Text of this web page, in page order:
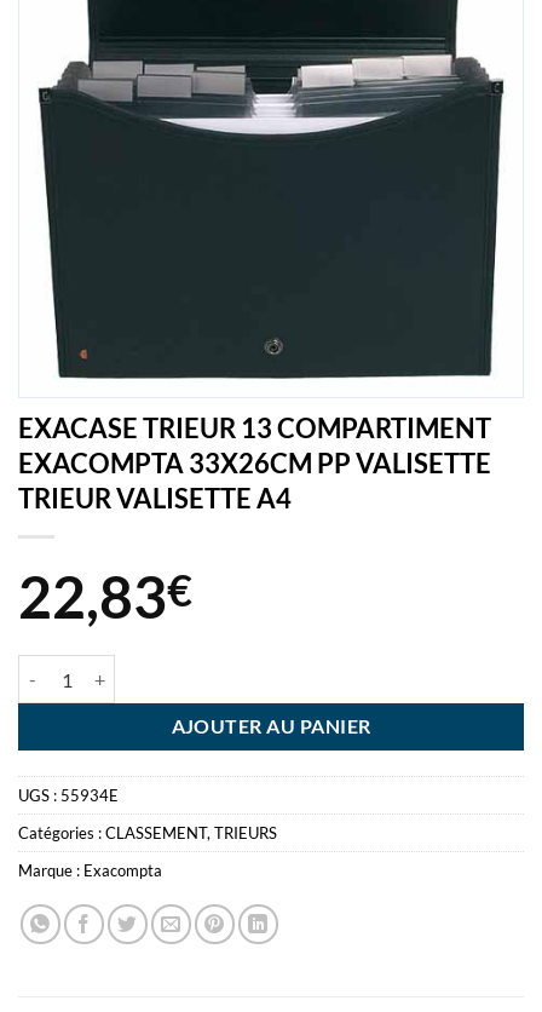
EXACASE TRIEUR 13 COMPARTIMENT
EXACOMPTA 33X26CM PP VALISETTE
TRIEUR VALISETTE A4
22,83€
AJOUTER AU PANIER
UGS : 55934E
Catégories :CLASSEMENT, TRIEURS
Marque : Exacompta